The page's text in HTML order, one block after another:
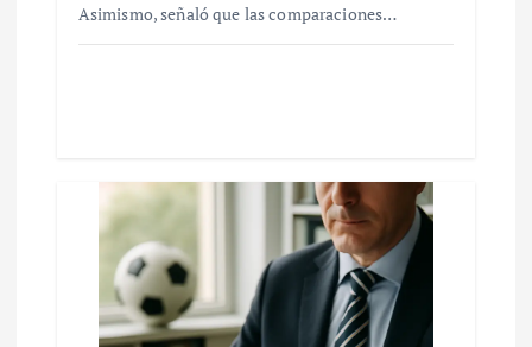
Asimismo, señaló que las comparaciones…